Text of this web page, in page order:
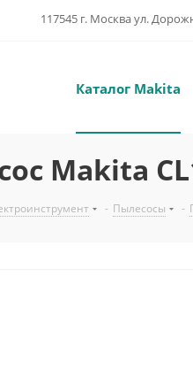
117545 г. Москва ул.
Каталог Makita
Makita
- Пылесосы -